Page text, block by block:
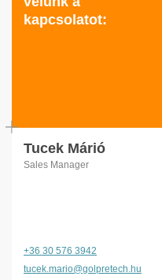
kapcsolatot:
Tucek Márió
Sales Manager
+36 30 576 3942
tucek.mario@golpretech.hu